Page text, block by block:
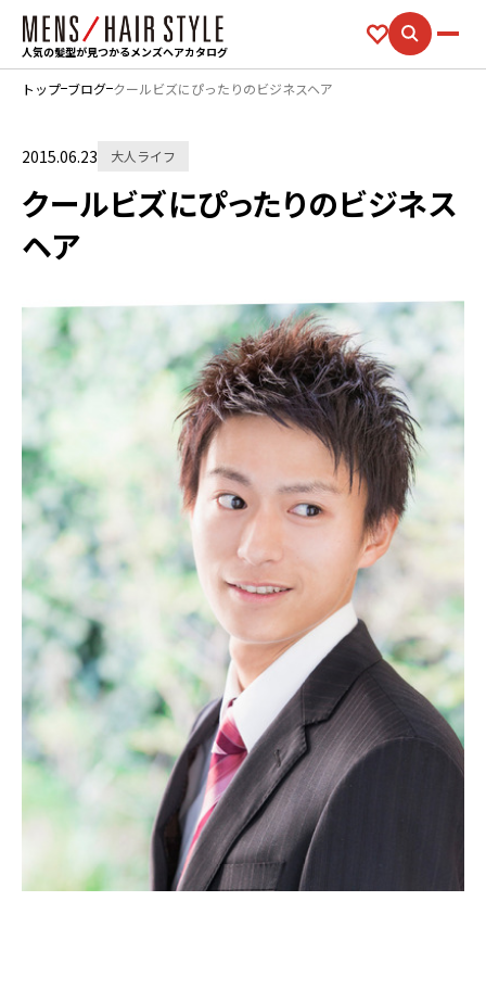
人気の髪型が見つかるメンズヘアカタログ
トップ ブログ クールビズにぴったりのビジネスヘア
2015.06.23 大人ライフ
クールビズにぴったりのビジネス
ヘア